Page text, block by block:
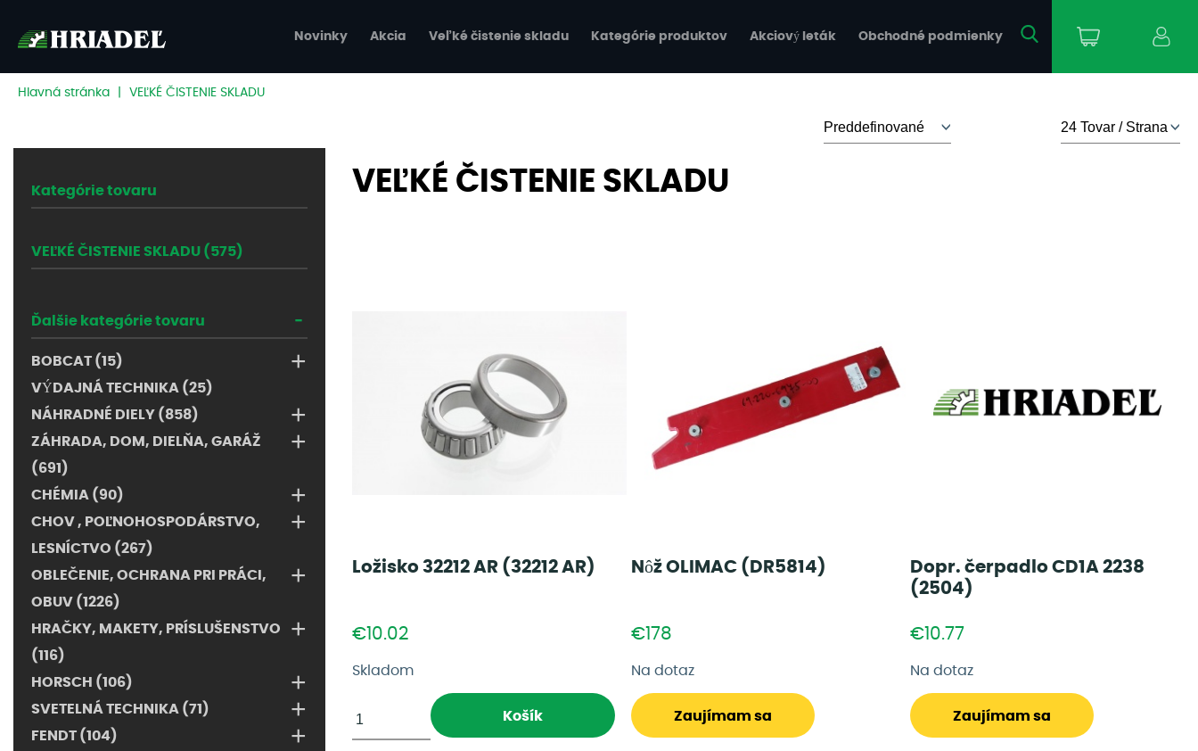
Novinky Akcia Veľké čistenie skladu Kategórie produktov Akciový leták Obchodné podmienky
Hlavná stránka VEĽKÉ ČISTENIE SKLADU
Kategórie tovaru
VEĽKÉ ČISTENIE SKLADU (575)
Ďalšie kategórie tovaru -
BOBCAT (15) +
VÝDAJNÁ TECHNIKA (25)
NÁHRADNÉ DIELY (858)
+
ZÁHRADA, DOM, DIELŇA, GARÁŽ
(691)
+
CHÉMIA (90) +
CHOV , POĽNOHOSPODÁRSTVO,
LESNÍCTVO (267)
+
OBLEČENIE, OCHRANA PRI PRÁCI,
OBUV (1226)
+
HRAČKY, MAKETY, PRÍSLUŠENSTVO
(116)
+
HORSCH (106) +
SVETELNÁ TECHNIKA (71) +
FENDT (104) +
VEĽKÉ ČISTENIE SKLADU
Ložisko 32212 AR (32212 AR)
€10.02
Skladom
Košík
Nôž OLIMAC (DR5814)
€178
Na dotaz
Zaujímam sa
Dopr. čerpadlo CD1A 2238
(2504)
€10.77
Na dotaz
Zaujímam sa